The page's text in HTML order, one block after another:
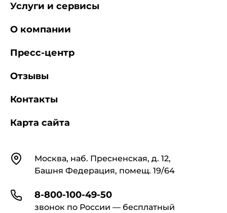
КонтактыМосква, наб. Пресненская, д. 12,
Башня Федерация, помещ. 19/64
8-800-100-49-50
звонок по России — бесплатный
Услуги и сервисы
О компании
Пресс-центр
Отзывы
Контакты
Карта сайта